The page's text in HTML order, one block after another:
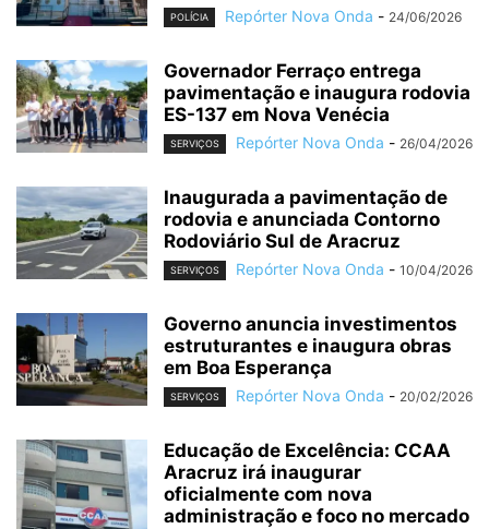
POLÍCIA Repórter Nova Onda - 24/06/2026
Governador Ferraço entrega
pavimentação e inaugura rodovia
ES-137 em Nova Venécia
SERVIÇOS Repórter Nova Onda - 26/04/2026
Inaugurada a pavimentação de
rodovia e anunciada Contorno
Rodoviário Sul de Aracruz
SERVIÇOS Repórter Nova Onda - 10/04/2026
Governo anuncia investimentos
estruturantes e inaugura obras
em Boa Esperança
SERVIÇOS Repórter Nova Onda - 20/02/2026
Educação de Excelência: CCAA
Aracruz irá inaugurar
oficialmente com nova
administração e foco no mercado